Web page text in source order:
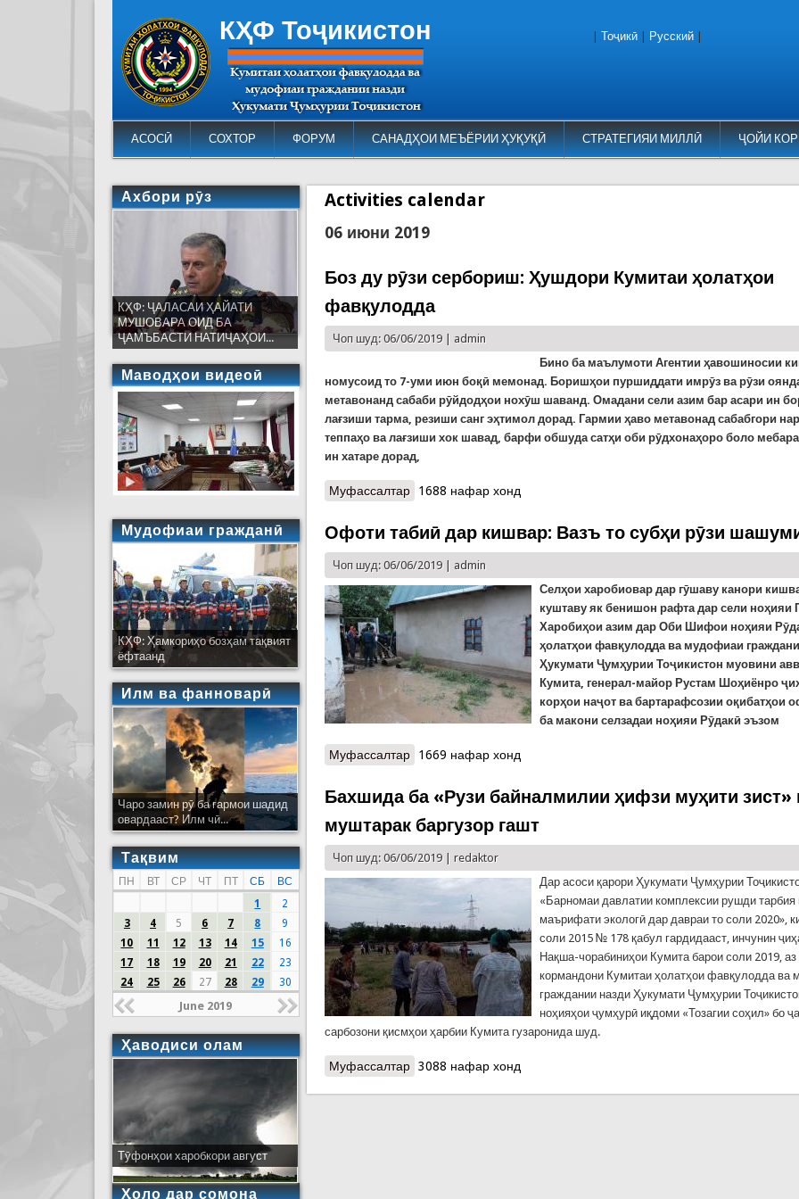
КҲФ Тоҷикистон
АСОСӢ СОХТОР ФОРУМ САНАДҲОИ МЕЪЁРИИ ҲУҚУҚӢ СТРАТЕГИЯИ МИЛЛӢ ҶОЙИ
Тоҷикӣ Русский
Activities calendar
06 июни 2019
Боз ду рӯзи сербориш: Ҳушдори Кумитаи ҳолатҳои
фавқулодда
Чоп шуд: 06/06/2019 | admin
Бино ба маълумоти Агентии ҳавошиносии
номусоид то 7-уми июн боқӣ мемонад. Боришҳои пуршиддати имрӯз ва рӯзи
метавонанд сабаби рӯйдодҳои нохӯш шаванд. Омадани сели азим бар асари ин
лағзиши тарма, резиши санг эҳтимол дорад. Гармии ҳаво метавонад сабабгори
теппаҳо ва лағзиши хок шавад, барфи обшуда сатҳи оби рӯдхонаҳоро боло
ин хатаре дорад,
Муфассалтар о Боз ду рӯзи сербориш: Ҳушдори Кумитаи ҳолатҳои фавқулодда
1688 нафар хонд
Офоти табиӣ дар кишвар: Вазъ то субҳи рӯзи
Чоп шуд: 06/06/2019 | admin
Селҳои харобиовар дар гӯшаву канори
куштаву як бенишон рафта дар сели ноҳияи
Харобиҳои азим дар Оби Шифои ноҳияи
ҳолатҳои фавқулодда ва мудофиаи
Ҳукумати Ҷумҳурии Тоҷикистон муовини
Кумита, генерал-майор Рустам Шоҳиёнро
корҳои наҷот ва бартарафсозии оқибатҳои
ба макони селзадаи ноҳияи Рӯдакӣ эъзом
Муфассалтар о Офоти табиӣ дар кишвар: Вазъ то субҳи рӯзи шашуми июн
1669 нафар хонд
Бахшида ба «Рузи байналмилии ҳифзи муҳити зист»
муштарак баргузор гашт
Чоп шуд: 06/06/2019 |redaktor
Дар асоси қарори Ҳукумати Ҷумҳурии
«Барномаи давлатии комплексии рушди тарбия
маърифати экологӣ дар давраи то соли 2020»,
соли 2015 № 178 қабул гардидааст, инчунин
Нақша-чорабиниҳои Кумита барои соли 2019, аз
кормандони Кумитаи ҳолатҳои фавқулодда ва
граждании назди Ҳукумати Ҷумҳурии
ноҳияҳои ҷумҳурӣ иқдоми «Тозагии соҳил» бо
сарбозони қисмҳои ҳарбии Кумита гузаронида шуд.
Муфассалтар о Бахшида ба «Рузи байналмилии ҳифзи муҳити зист» иқдоми
3088 нафар хонд
Ахбори рӯз
КҲФ: ҶАЛАСАИ ҲАЙАТИ
МУШОВАРА ОИД БА
ҶАМЪБАСТИ НАТИҶАҲОИ...
Маводҳои видеоӣ
Мудофиаи гражданӣ
КҲФ: Ҳамкориҳо бозҳам тақвият
ёфтаанд
Илм ва фанноварӣ
Чаро замин рӯ ба гармои шадид
овардааст? Илм чӣ...
Тақвим
ПН ВТ СР ЧТ ПТ СБ
ВС
1
2
3
4 5 6 7 8
9
10
11 12 13 14 15
16
17
18 19 20 21 22
23
24
25 26 27 28 29 30
June 2019
Ҳаводиси олам
Тӯфонҳои харобкори август
Ҳоло дар сомона